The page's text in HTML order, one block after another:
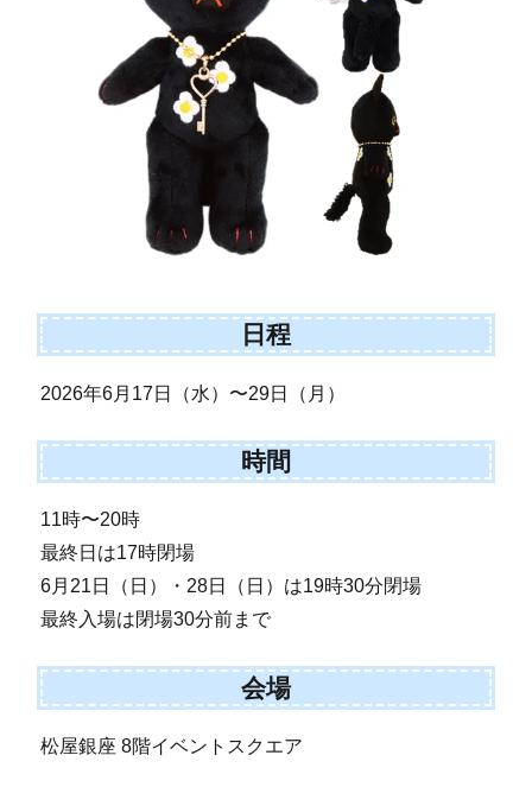
日程
2026年6月17日（水）〜29日（月）
時間
11時〜20時
最終日は17時閉場
6月21日（日）・28日（日）は19時30分閉場
最終入場は閉場30分前まで
会場
松屋銀座 8階イベントスクエア